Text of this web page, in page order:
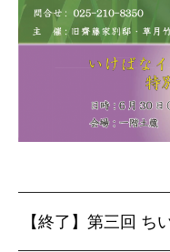
【終了】第三回 ち